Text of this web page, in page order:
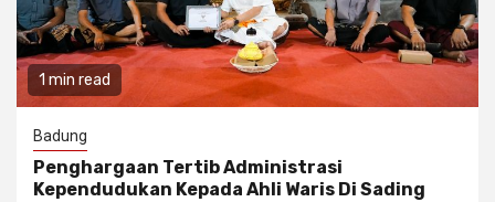
1 min read
Badung
Penghargaan Tertib Administrasi
Kependudukan Kepada Ahli Waris Di Sading